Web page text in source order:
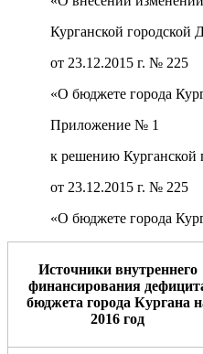
Курганской городской
от 23.12.2015 г. № 225
«О бюджете города
Приложение № 1
к решению Курганской
от 23.12.2015 г. № 225
«О бюджете города
Источники внутреннего
финансирования
бюджета города Кургана
2016 год